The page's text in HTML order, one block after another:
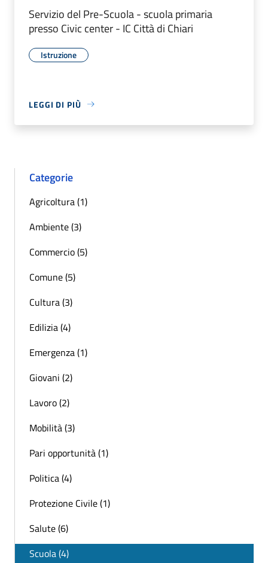
Servizio del Pre-Scuola - scuola primaria
presso Civic center - IC Città di Chiari
Istruzione
LEGGI DI PIÙ
Categorie
Agricoltura (1)
Ambiente (3)
Commercio (5)
Comune (5)
Cultura (3)
Edilizia (4)
Emergenza (1)
Giovani (2)
Lavoro (2)
Mobilità (3)
Pari opportunità (1)
Politica (4)
Protezione Civile (1)
Salute (6)
Scuola (4)